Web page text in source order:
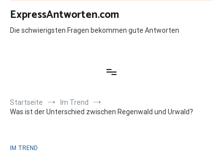
Zum
Inhalt
springen
ExpressAntworten.com
Die schwierigsten Fragen bekommen gute Antworten
Startseite
Im Trend
Was ist der Unterschied zwischen Regenwald und Urwald?
IM TREND